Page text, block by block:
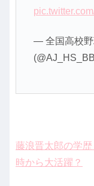
— 全国高校野
藤浪晋太郎の学
時から大活躍？